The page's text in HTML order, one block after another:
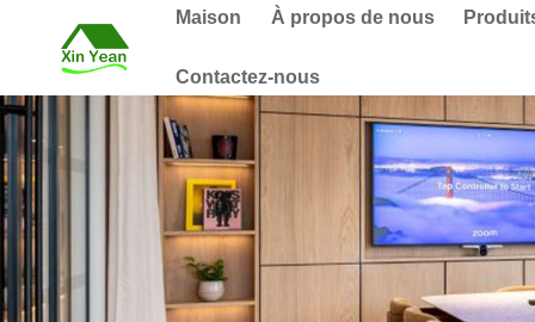
Maison À propos de nous
Contactez-nous